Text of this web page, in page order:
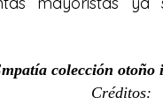
colección otoño
Créditos: